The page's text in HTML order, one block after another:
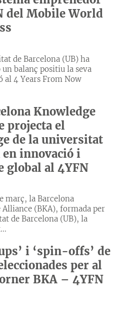
del Mobile World
de Barcelona (UB) ha
balanç positiu la seva
al 4 Years From Now
Knowledge
projecta el
de la universitat
innovació i
global al 4YFN
març, la Barcelona
Alliance (BKA), formada per
de Barcelona (UB), la
i ‘spin-offs’ de
per al
BKA – 4YFN